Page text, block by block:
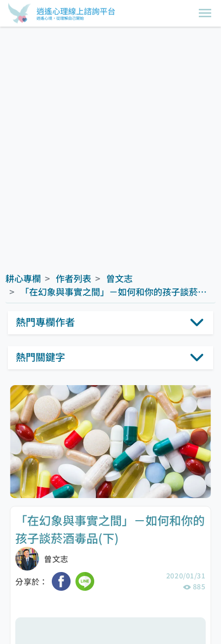
逍遙心理線上諮詢平台
逍遙心境，從理解自己開始
「在幻象與事實之間」－如何和你的
孩子談菸酒毒品(下)
曾文志
分享於：
2020/01/31
885
熱門關鍵字
熱門專欄作者
耕心專欄 作者列表
曾文志
「在幻象與事實之間」－如何和你的孩子談菸酒毒品(下)